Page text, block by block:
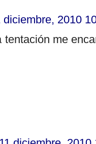
diciembre, 2010
tentación me